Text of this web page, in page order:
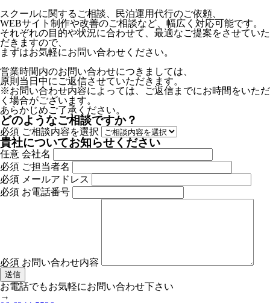
スクールに関するご相談、民泊運用代行のご依頼、
WEBサイト制作や改善のご相談など、幅広く対応可能です。
それぞれの目的や状況に合わせて、最適なご提案をさせていた
だきますので、
まずはお気軽にお問い合わせください。
営業時間内のお問い合わせにつきましては、
原則当日中にご返信させていただきます。
※お問い合わせ内容によっては、ご返信までにお時間をいただ
く場合がございます。
あらかじめご了承ください。
どのようなご相談ですか？
必須 ご相談内容を選択
貴社についてお知らせください
任意 会社名
必須 ご担当者名
必須 メールアドレス
必須 お電話番号
必須 お問い合わせ内容
お電話でもお気軽にお問い合わせ下さい
→